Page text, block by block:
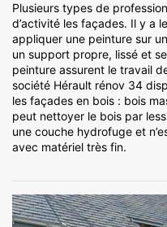
Plusieurs types de
d’activité les façades. Il y a
appliquer une peinture sur
un support propre, lissé et
peinture assurent le travail
société Hérault rénov 34
les façades en bois : bois
peut nettoyer le bois par
une couche hydrofuge et
avec matériel très fin.